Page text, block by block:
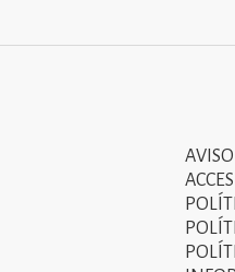
Tercer
menú